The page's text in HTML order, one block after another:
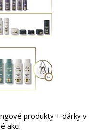
produkty + dárky v
akci